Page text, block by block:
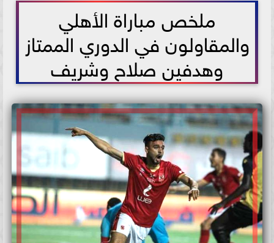
ملخص مباراة الأهلي
والمقاولون في الدوري الممتاز
وهدفين صلاح وشريف